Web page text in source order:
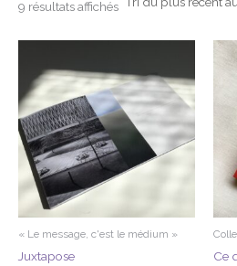
9 résultats affichésTrié
récent
ancien
« Le message, c'est le médium »
Juxtapose
Ce